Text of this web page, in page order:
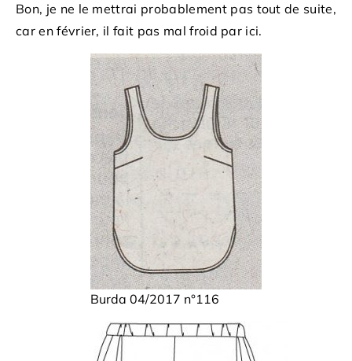
Bon, je ne le mettrai probablement pas tout de suite,
car en février, il fait pas mal froid par ici.
Burda 04/2017 n°116